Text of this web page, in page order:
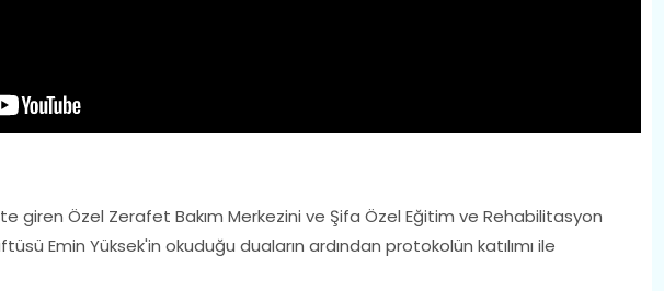
giren Özel Zerafet Bakım Merkezini ve Şifa Özel Eğitim ve Rehabilitasyon
Emin Yüksek'in okuduğu duaların ardından protokolün katılımı ile